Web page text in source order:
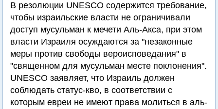
В резолюции UNESCO содержится требование,
чтобы израильские власти не ограничивали
доступ мусульман к мечети Аль-Акса, при этом
власти Израиля осуждаются за "незаконные
меры против свободы вероисповедания" в
"священном для мусульман месте поклонения".
UNESCO заявляет, что Израиль должен
соблюдать статус-кво, в соответствии с
которым евреи не имеют права молиться в аль-